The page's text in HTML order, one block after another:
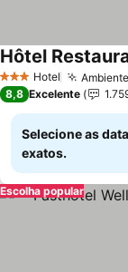
3 EstrelasHotel
Hôtel
8,8 Excelente
Selecione as
exatos.
Escolha popular